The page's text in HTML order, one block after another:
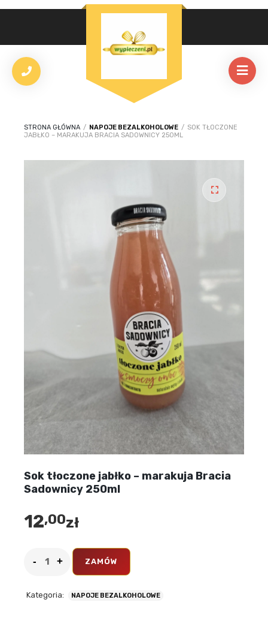
STRONA GŁÓWNA / NAPOJE BEZALKOHOLOWE / SOK TŁOCZONE
JABŁKO – MARAKUJA BRACIA SADOWNICY 250ML
Sok tłoczone jabłko – marakuja Bracia
Sadownicy 250ml
12,00zł
ZAMÓW
Kategoria: NAPOJE BEZALKOHOLOWE